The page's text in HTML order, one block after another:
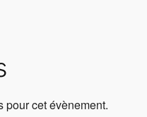
pour cet évènement.